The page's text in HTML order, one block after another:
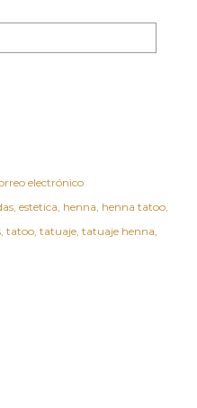
electrónico
estetica henna henna tatoo
tatoo tatuaje tatuaje henna